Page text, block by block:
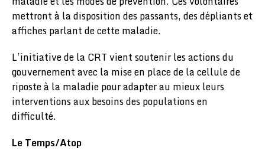
mettront à la disposition des passants, des dépliants et
affiches parlant de cette maladie.
L’initiative de la CRT vient soutenir les actions du
gouvernement avec la mise en place de la cellule de
riposte à la maladie pour adapter au mieux leurs
interventions aux besoins des populations en
difficulté.
Le Temps/Atop